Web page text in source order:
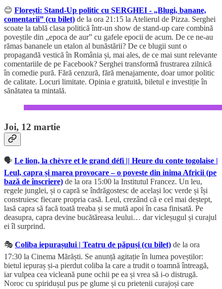
😊 Florești: Stand-Up politic cu SERGHEI - „Blugi, banane,
comentarii” (cu bilet) de la ora 21:15 la Atelierul de Pizza. Serghei
scoate la tablă clasa politică într-un show de stand-up care combină
poveștile din „epoca de aur” cu gafele epocii de acum. De ce ne-au
rămas bananele un etalon al bunăstării? De ce blugii sunt o
propagandă vestică în România și, mai ales, de ce mai sunt relevante
comentariile de pe Facebook? Serghei transformă frustrarea zilnică
în comedie pură. Fără cenzură, fără menajamente, doar umor politic
de calitate. Locuri limitate. Opinia e gratuită, biletul e investiție în
sănătatea ta mintală.
Joi, 12 martie
🗣️ Le lion, la chèvre et le grand défi || Heure du conte togolaise |
Leul, capra și marea provocare – o poveste din inima Africii (pe
bază de înscriere) de la ora 15:00 la Institutul Francez. Un leu,
regele junglei, și o capră se îndrăgostesc de același loc verde și își
construiesc fiecare propria casă. Leul, crezând că e cel mai deștept,
lasă capra să facă toată treaba și se mută apoi în casa finisată. Pe
deasupra, capra devine bucătăreasa leului… dar vicleșugul și curajul
ei îl surprind.
🎭 Coliba iepurașului | Teatru de păpuși (cu bilet) de la ora
17:30 la Cinema Mărăști. Se anunță agitație în lumea poveștilor:
bietul iepuraș și-a pierdut coliba la care a trudit o toamnă întreagă,
iar vulpea cea vicleană pune ochii pe ea și vrea să i-o distrugă.
Noroc cu spiridușul pus pe glume și cu prietenii curajoși care